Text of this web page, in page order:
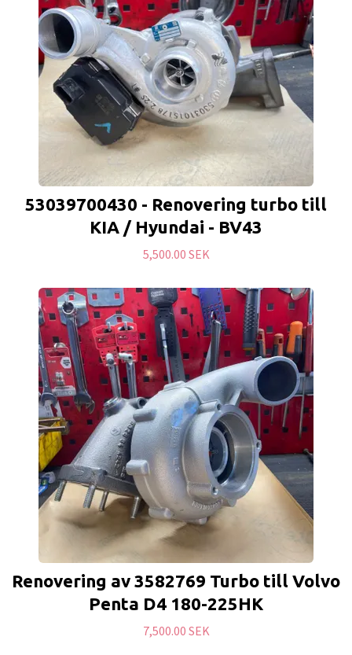
53039700430 - Renovering turbo till
KIA / Hyundai - BV43
5,500.00 SEK
Renovering av 3582769 Turbo till Volvo
Penta D4 180-225HK
7,500.00 SEK